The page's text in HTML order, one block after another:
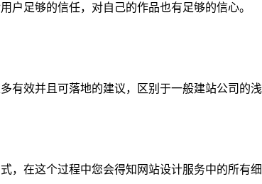
户足够的信任，对自己的作品也有足够的信心。
有效并且可落地的建议，区别于一般建站公司的
，在这个过程中您会得知网站设计服务中的所有